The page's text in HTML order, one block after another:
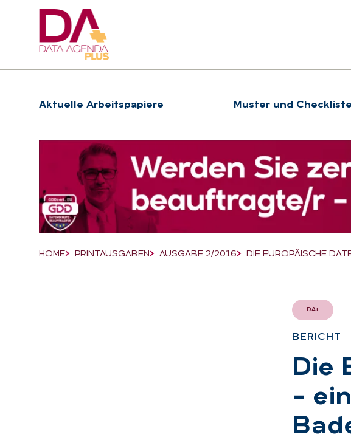
Suchfeld
Hauptnavigation
Ak­tu­el­le Ar­beits­pa­pie­re Muster und
Breadcrumb-Navigation
HOME PRINTAUSGABEN AUSGABE 2/2016 DIE EUROPÄISCHE
DA+
BE­RICHT
:
Die
–